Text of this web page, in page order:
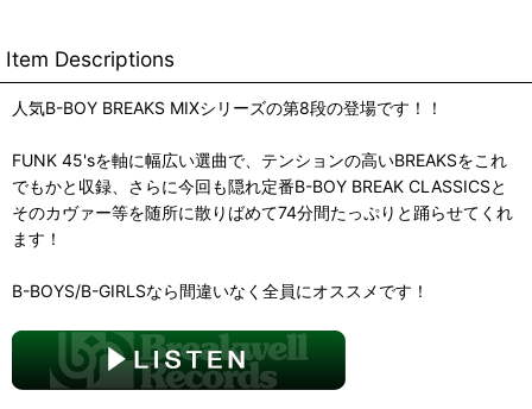
Item Descriptions
人気B-BOY BREAKS MIXシリーズの第8段の登場です！！
FUNK 45'sを軸に幅広い選曲で、テンションの高いBREAKSをこれ
でもかと収録、さらに今回も隠れ定番B-BOY BREAK CLASSICSと
そのカヴァー等を随所に散りばめて74分間たっぷりと踊らせてくれ
ます！
B-BOYS/B-GIRLSなら間違いなく全員にオススメです！